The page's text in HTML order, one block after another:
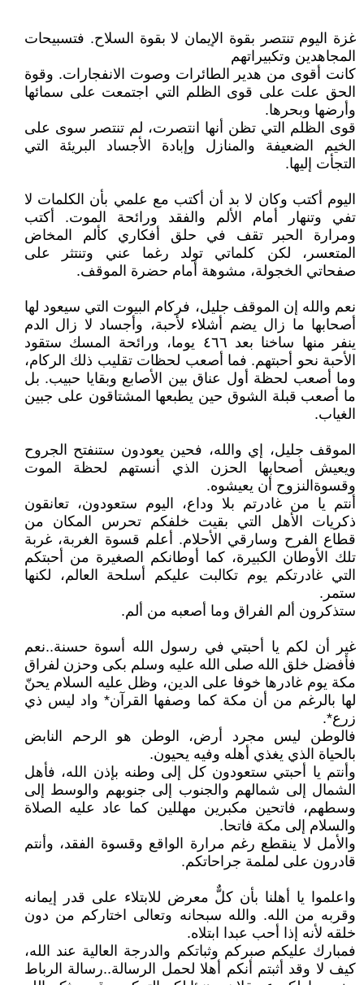
غزة اليوم تنتصر بقوة الإيمان لا بقوة السلاح. فتسبيحات
المجاهدين وتكبيراتهم
كانت أقوى من هدير الطائرات وصوت الانفجارات. وقوة
الحق علت على قوى الظلم التي اجتمعت على سمائها
وأرضها وبحرها.
قوى الظلم التي تظن أنها انتصرت، لم تنتصر سوى على
الخيم الضعيفة والمنازل وإبادة الأجساد البريئة التي
التجأت إليها.
اليوم أكتب وكان لا بد أن أكتب مع علمي بأن الكلمات لا
تفي وتنهار أمام الألم والفقد ورائحة الموت. أكتب
ومرارة الحبر تقف في حلق أفكاري كألم المخاض
المتعسر، لكن كلماتي تولد رغما عني وتنتثر على
صفحاتي الخجولة، مشوهة أمام حضرة الموقف.
نعم والله إن الموقف جليل، فركام البيوت التي سيعود لها
أصحابها ما زال يضم أشلاء لأحبة، وأجساد لا زال الدم
ينفر منها ساخنا بعد ٤٦٦ يوما، ورائحة المسك ستقود
الأحبة نحو أحبتهم. فما أصعب لحظات تقليب ذلك الركام،
وما أصعب لحظة أول عناق بين الأصابع وبقايا حبيب. بل
ما أصعب قبلة الشوق حين يطبعها المشتاقون على جبين
الغياب.
الموقف جليل، إي والله، فحين يعودون ستنفتح الجروح
ويعيش أصحابها الحزن الذي أنستهم لحظة الموت
وقسوةالنزوح أن يعيشوه.
أنتم يا من غادرتم بلا وداع، اليوم ستعودون، تعانقون
ذكريات الأهل التي بقيت خلفكم تحرس المكان من
قطاع الفرح وسارقي الأحلام. أعلم قسوة الغربة، غربة
تلك الأوطان الكبيرة، كما أوطانكم الصغيرة من أحبتكم
التي غادرتكم يوم تكالبت عليكم أسلحة العالم، لكنها
ستمر.
ستذكرون ألم الفراق وما أصعبه من ألم.
غير أن لكم يا أحبتي في رسول الله أسوة حسنة..نعم
فأفضل خلق الله صلى الله عليه وسلم بكى وحزن لفراق
مكة يوم غادرها خوفا على الدين، وظل عليه السلام يحنّ
لها بالرغم من أن مكة كما وصفها القرآن* واد ليس ذي
زرع*.
فالوطن ليس مجرد أرض، الوطن هو الرحم النابض
بالحياة الذي يغذي أهله وفيه يحيون.
وأنتم يا أحبتي ستعودون كل إلى وطنه بإذن الله، فأهل
الشمال إلى شمالهم والجنوب إلى جنوبهم والوسط إلى
وسطهم، فاتحين مكبرين مهللين كما عاد عليه الصلاة
والسلام إلى مكة فاتحا.
والأمل لا ينقطع رغم مرارة الواقع وقسوة الفقد، وأنتم
قادرون على لملمة جراحاتكم.
واعلموا يا أهلنا بأن كلٌّ معرض للابتلاء على قدر إيمانه
وقربه من الله. والله سبحانه وتعالى اختاركم من دون
خلقه لأنه إذا أحب عبدا ابتلاه.
فمبارك عليكم صبركم وثباتكم والدرجة العالية عند الله،
كيف لا وقد أثبتم أنكم أهلا لحمل الرسالة..رسالة الرباط